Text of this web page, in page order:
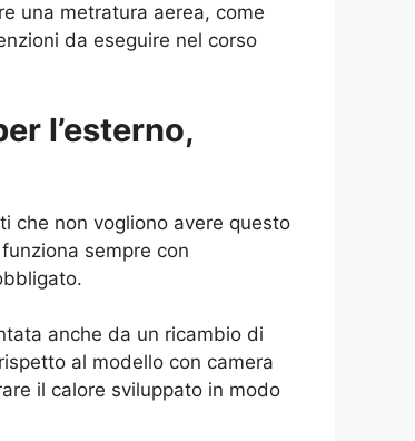
una metratura aerea, come
da eseguire nel corso
l’esterno,
che non vogliono avere questo
sempre con
anche da un ricambio di
al modello con camera
il calore sviluppato in modo